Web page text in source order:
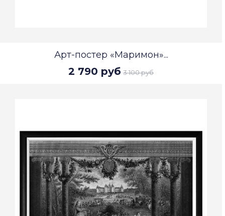
Арт-постер «Маримон»...
2 790 руб 3 100 руб